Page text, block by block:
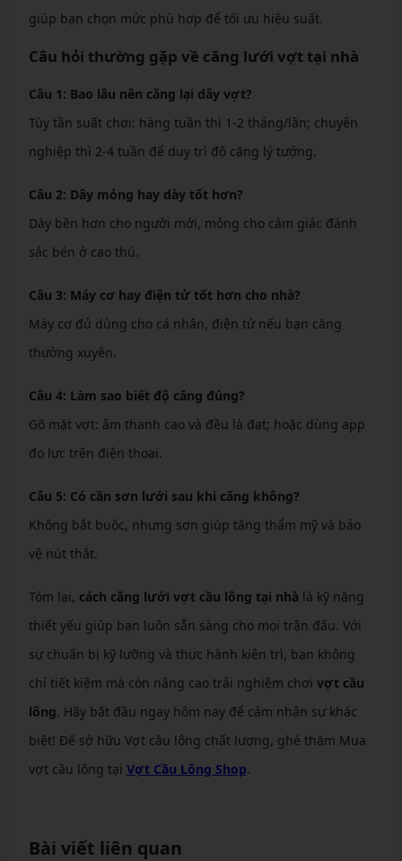
giúp bạn chọn mức phù hợp để tối ưu hiệu suất.
Câu hỏi thường gặp về căng lưới vợt tại nhà
Câu 1: Bao lâu nên căng lại dây vợt?
Tùy tần suất chơi: hàng tuần thì 1-2 tháng/lần; chuyên
nghiệp thì 2-4 tuần để duy trì độ căng lý tưởng.
Câu 2: Dây mỏng hay dày tốt hơn?
Dày bền hơn cho người mới, mỏng cho cảm giác đánh
sắc bén ở cao thủ.
Câu 3: Máy cơ hay điện tử tốt hơn cho nhà?
Máy cơ đủ dùng cho cá nhân, điện tử nếu bạn căng
thường xuyên.
Câu 4: Làm sao biết độ căng đúng?
Gõ mặt vợt: âm thanh cao và đều là đạt; hoặc dùng app
đo lực trên điện thoại.
Câu 5: Có cần sơn lưới sau khi căng không?
Không bắt buộc, nhưng sơn giúp tăng thẩm mỹ và bảo
vệ nút thắt.
Tóm lại, cách căng lưới vợt cầu lông tại nhà là kỹ năng
thiết yếu giúp bạn luôn sẵn sàng cho mọi trận đấu. Với
sự chuẩn bị kỹ lưỡng và thực hành kiên trì, bạn không
chỉ tiết kiệm mà còn nâng cao trải nghiệm chơi vợt cầu
lông. Hãy bắt đầu ngay hôm nay để cảm nhận sự khác
biệt! Để sở hữu Vợt cầu lông chất lượng, ghé thăm Mua
vợt cầu lông tại Vợt Cầu Lông Shop.
Bài viết liên quan